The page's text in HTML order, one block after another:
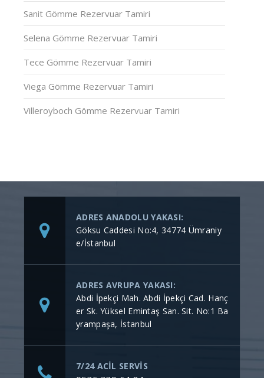
Sanit Gömme Rezervuar Tamiri
Selena Gömme Rezervuar Tamiri
Tece Gömme Rezervuar Tamiri
Viega Gömme Rezervuar Tamiri
Villeroyboch Gömme Rezervuar Tamiri
ADRES ANADOLU YAKASI:
Göksu Caddesi No:4, 34774 Ümraniy
e/İstanbul
ADRES AVRUPA YAKASI:
Abdi İpekçi Mah. Abdi İpekçi Cad. Hanç
er Sk. Yüksel Emintaş San. Sit. No:1 Ba
yrampaşa, İstanbul
7/24 ACİL SERVİS